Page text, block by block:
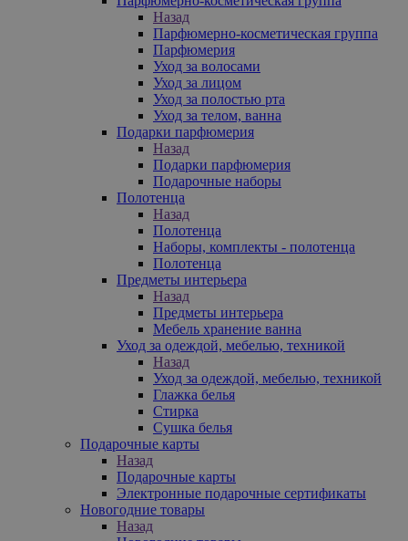
Назад
Парфюмерно-косметическая группа
Парфюмерия
Уход за волосами
Уход за лицом
Уход за полостью рта
Уход за телом, ванна
Подарки парфюмерия
Назад
Подарки парфюмерия
Подарочные наборы
Полотенца
Назад
Полотенца
Наборы, комплекты - полотенца
Полотенца
Предметы интерьера
Назад
Предметы интерьера
Мебель хранение ванна
Уход за одеждой, мебелью, техникой
Назад
Уход за одеждой, мебелью, техникой
Глажка белья
Стирка
Сушка белья
Подарочные карты
Назад
Подарочные карты
Электронные подарочные сертификаты
Новогодние товары
Назад